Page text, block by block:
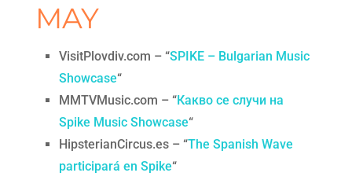
MAY
VisitPlovdiv.com – “SPIKE – Bulgarian Music
Showcase“
MMTVMusic.com – “Какво се случи на
Spike Music Showcase“
HipsterianCircus.es – “The Spanish Wave
participará en Spike“